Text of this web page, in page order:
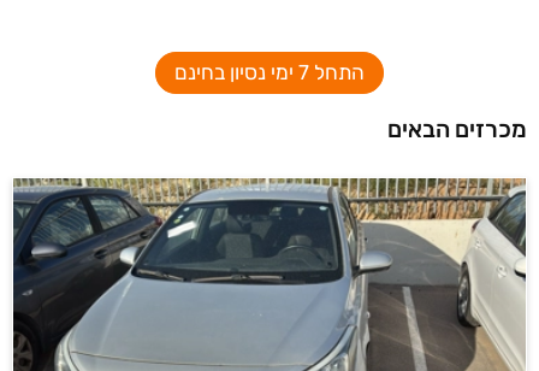
התחל 7 ימי נסיון בחינם
מכרזים הבאים